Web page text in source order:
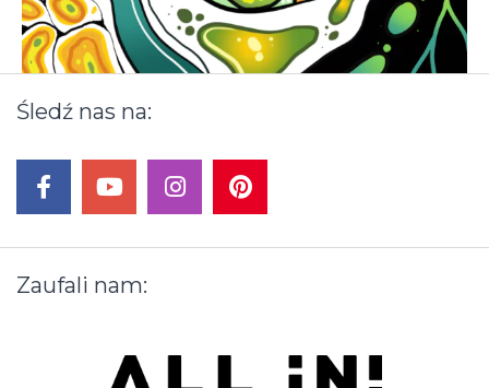
Śledź nas na:
Zaufali nam: